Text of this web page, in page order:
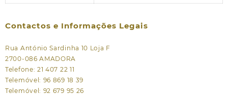
Contactos e Informações Legais
Rua António Sardinha 10 Loja F
2700-086 AMADORA
Telefone: 21 407 22 11
Telemóvel: 96 869 18 39
Telemóvel: 92 679 95 26